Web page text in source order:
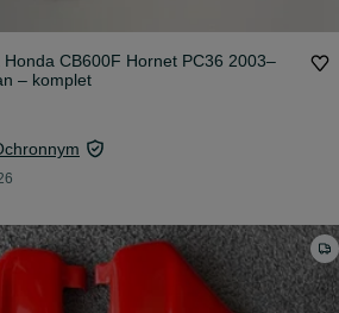
CB600F Hornet PC36 2003–
– komplet